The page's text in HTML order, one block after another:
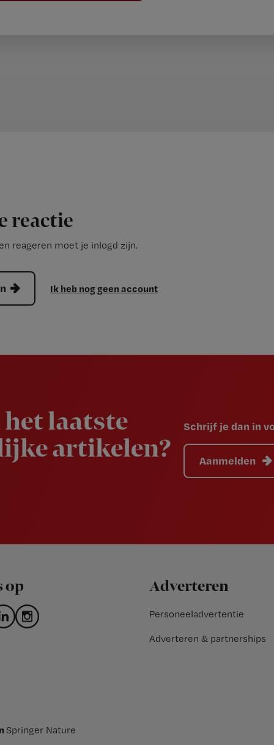
reactie
reageren moet je inlogd zijn.
Ik heb nog geen account
laatste
artikelen?
Schrijf je dan in
Aanmelden
op Adverteren
Personeeladvertentie
Adverteren & partnerships
Springer Nature